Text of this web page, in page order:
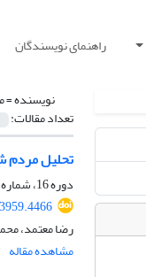
راهنمای نویسندگان
نویسنده =
تعداد مقالات:
تحلیل مردم
دوره 16، شماره 2، تابستان 1405، صفحه
رضا معتمد،
مشاهده مقاله